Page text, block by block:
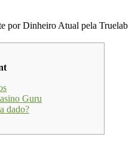
Guru
dado?